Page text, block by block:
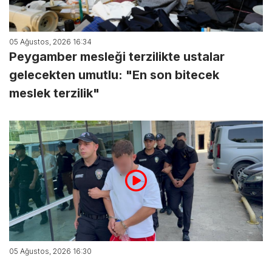
05 Ağustos, 2026 16:34
Peygamber mesleği terzilikte ustalar
gelecekten umutlu: "En son bitecek
meslek terzilik"
05 Ağustos, 2026 16:30